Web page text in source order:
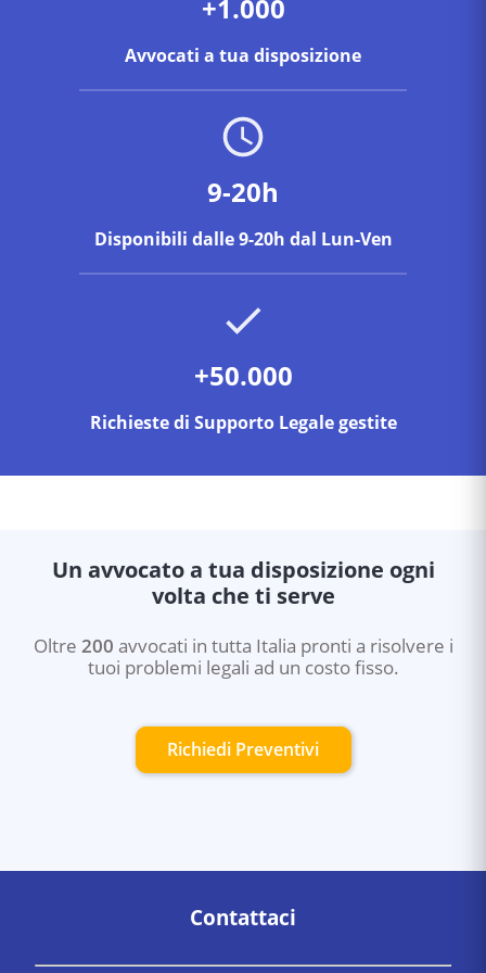
+1.000
Avvocati a tua disposizione
9-20h
Disponibili dalle 9-20h dal Lun-Ven
+50.000
Richieste di Supporto Legale gestite
Un avvocato a tua disposizione ogni
volta che ti serve
Oltre 200 avvocati in tutta Italia pronti a risolvere i
tuoi problemi legali ad un costo fisso.
Richiedi Preventivi
Contattaci